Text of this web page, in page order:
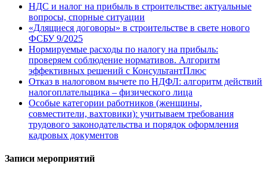
НДС и налог на прибыль в строительстве: актуальные
вопросы, спорные ситуации
«Длящиеся договоры» в строительстве в свете нового
ФСБУ 9/2025
Нормируемые расходы по налогу на прибыль:
проверяем соблюдение нормативов. Алгоритм
эффективных решений с КонсультантПлюс
Отказ в налоговом вычете по НДФЛ: алгоритм действий
налогоплательщика – физического лица
Особые категории работников (женщины,
совместители, вахтовики): учитываем требования
трудового законодательства и порядок оформления
кадровых документов
Записи мероприятий